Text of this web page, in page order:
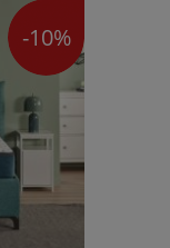
-10%